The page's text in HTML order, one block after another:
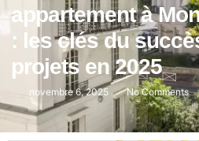
appartement à
: les clés du
projets en 2025
novembre 6, 2025 No Comments